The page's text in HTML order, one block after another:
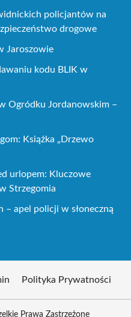
policjantów na
drogowe
Jaroszowie
kodu BLIK w
Ogródku Jordanowskim –
Książka „Drzewo
urlopem: Kluczowe
Strzegomia
– apel policji w słoneczną
Polityka Prywatności
Prawa Zastrzeżone